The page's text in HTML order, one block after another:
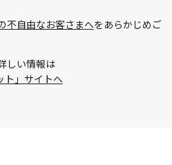
不自由なお客さまへをあらかじめご
しい情報は
ト」サイトへ